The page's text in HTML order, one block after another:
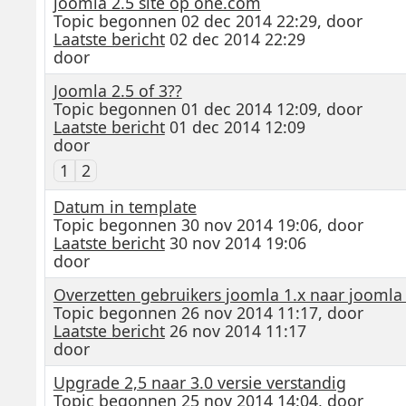
Topic begonnen 02 dec 2014 22:29, door
Laatste bericht02 dec 2014 22:29
door
Joomla 2.5 of 3??
Topic begonnen 01 dec 2014 12:09, door
Laatste bericht01 dec 2014 12:09
door
1
2
Datum in template
Topic begonnen 30 nov 2014 19:06, door
Laatste bericht30 nov 2014 19:06
door
Overzetten gebruikers joomla 1.x naar
Topic begonnen 26 nov 2014 11:17, door
Laatste bericht26 nov 2014 11:17
door
Upgrade 2,5 naar 3.0 versie verstandig
Topic begonnen 25 nov 2014 14:04, door